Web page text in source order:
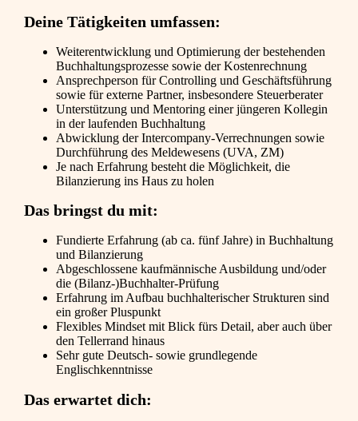
Deine Tätigkeiten umfassen:
Weiterentwicklung und Optimierung der bestehenden
Buchhaltungsprozesse sowie der Kostenrechnung
Ansprechperson für Controlling und Geschäftsführung
sowie für externe Partner, insbesondere Steuerberater
Unterstützung und Mentoring einer jüngeren Kollegin
in der laufenden Buchhaltung
Abwicklung der Intercompany-Verrechnungen sowie
Durchführung des Meldewesens (UVA, ZM)
Je nach Erfahrung besteht die Möglichkeit, die
Bilanzierung ins Haus zu holen
Das bringst du mit:
Fundierte Erfahrung (ab ca. fünf Jahre) in Buchhaltung
und Bilanzierung
Abgeschlossene kaufmännische Ausbildung und/oder
die (Bilanz-)Buchhalter-Prüfung
Erfahrung im Aufbau buchhalterischer Strukturen sind
ein großer Pluspunkt
Flexibles Mindset mit Blick fürs Detail, aber auch über
den Tellerrand hinaus
Sehr gute Deutsch- sowie grundlegende
Englischkenntnisse
Das erwartet dich: